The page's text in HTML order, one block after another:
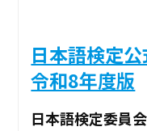
日本語検定
令和8年度版
日本語検定委員会